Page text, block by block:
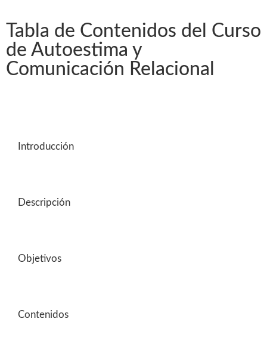
Tabla de Contenidos del Curso
de Autoestima y
Comunicación Relacional
Introducción
Descripción
Objetivos
Contenidos